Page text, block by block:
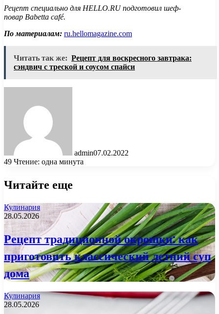
Рецепт специально для HELLO.RU подготовил шеф-
повар Babetta café.
По материалам: ru.hellomagazine.com
Читать так же: Рецепт для воскресного завтрака:
сэндвич с треской и соусом спайси
admin07.02.2022
49 Чтение: одна минута
Читайте еще
Кулинария
28.05.2026
Рецепт традиционной окрошки: как
приготовить классический летний суп
дома
Кулинария
28.05.2026